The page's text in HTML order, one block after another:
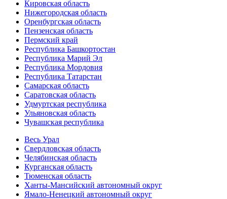
Кировская область
Нижегородская область
Оренбургская область
Пензенская область
Пермский край
Республика Башкортостан
Республика Марий Эл
Республика Мордовия
Республика Татарстан
Самарская область
Саратовская область
Удмуртская республика
Ульяновская область
Чувашская республика
Весь Урал
Свердловская область
Челябинская область
Курганская область
Тюменская область
Ханты-Мансийский автономный округ
Ямало-Ненецкий автономный округ